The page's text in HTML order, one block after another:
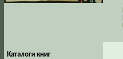
Каталоги книг